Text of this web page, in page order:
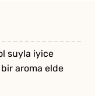
suyla iyice
aroma elde